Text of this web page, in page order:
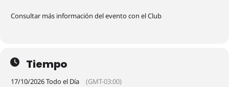
Consultar más información del evento con el Club
Tiempo
17/10/2026 Todo el Día (GMT-03:00)